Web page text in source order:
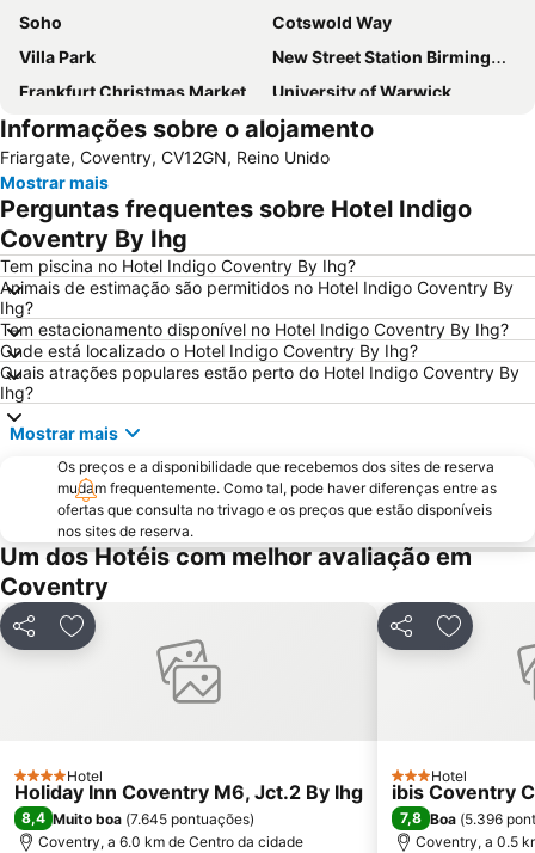
Soho
Cotswold Way
Villa Park
New Street Station Birmingham
Frankfurt Christmas Market Birmingham
University of Warwick
Sheldon
Birmingham Cathedral
Birmingham Snow Hill station Westside
Jewellery Quarter
Althorp
Brampton Valley Way
Aston Hall
East Gate
Rugby Art Gallery and Museum
Moseley
Royal Shakespeare Theatre
City Centre Core
The ICC Birmingham
Museum of the Jewellery Quarter
Edgbaston
Tower Hill
Hamstead
Bloodstock Metal Festival
78 Derngate
Informações sobre o alojamento
Friargate, Coventry, CV12GN, Reino Unido
Mostrar mais
Perguntas frequentes sobre Hotel Indigo
Coventry By Ihg
Tem piscina no Hotel Indigo Coventry By Ihg?
Animais de estimação são permitidos no Hotel Indigo Coventry By
Ihg?
Tem estacionamento disponível no Hotel Indigo Coventry By Ihg?
Onde está localizado o Hotel Indigo Coventry By Ihg?
Quais atrações populares estão perto do Hotel Indigo Coventry By
Ihg?
Mostrar mais
Os preços e a disponibilidade que recebemos dos sites de reserva
mudam frequentemente. Como tal, pode haver diferenças entre as
ofertas que consulta no trivago e os preços que estão disponíveis
nos sites de reserva.
Um dos Hotéis com melhor avaliação em
Coventry
PartilharAdicionar aos favoritos
4 Estrelas
Hotel
Holiday Inn Coventry M6, Jct.2 By Ihg
8,4 Muito boa (7.645 pontuações)
Coventry, a 6.0 km de Centro da cidade
Partilhar
3 Estrelas
Hotel
ibis Coventry
7,8 Boa (5.396
Coventry, a 0.5